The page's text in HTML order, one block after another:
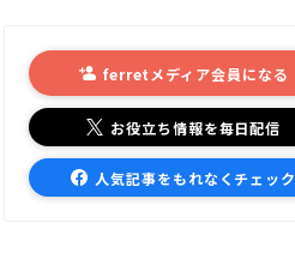
ferretメディア会員になる
お役立ち情報を毎日配信
人気記事をもれなくチェック